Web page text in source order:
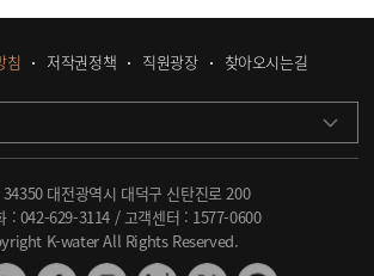
침 저작권정책 직원광장 찾아오시는길
대전광역시 대덕구 신탄진로 200
: 042-629-3114 / 고객센터 : 1577-0600
K-water All Rights Reserved.